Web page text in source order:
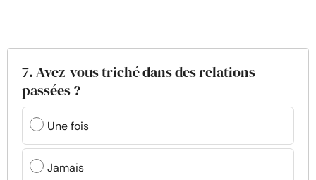
7. Avez-vous triché dans des relations
passées ?
Une fois
Jamais